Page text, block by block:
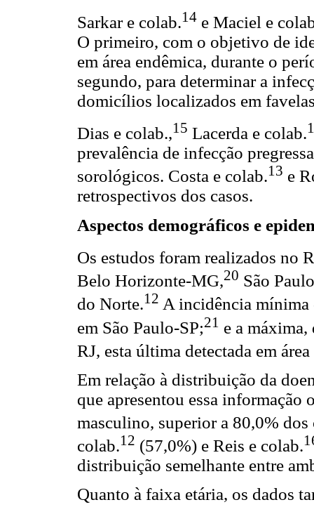
Sarkar e colab.14 e Maciel e
O primeiro, com o objetivo de
em área endêmica, durante o
segundo, para determinar a
domicílios localizados em
Dias e colab.,15 Lacerda e colab.
prevalência de infecção
sorológicos. Costa e colab.13 e
retrospectivos dos casos.
Aspectos demográficos e
Os estudos foram realizados no
Belo Horizonte-MG,20 São
do Norte.12 A incidência mínima
em São Paulo-SP;21 e a
RJ, esta última detectada em
Em relação à distribuição da
que apresentou essa informação
masculino, superior a 80,0% dos
colab.12 (57,0%) e Reis e colab.
distribuição semelhante entre
Quanto à faixa etária, os dados